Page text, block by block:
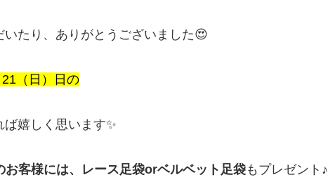
たり、ありがとうございました😍
（日）日の
嬉しく思います✨
客様には、レース足袋orベルベット足袋もプレゼント♪